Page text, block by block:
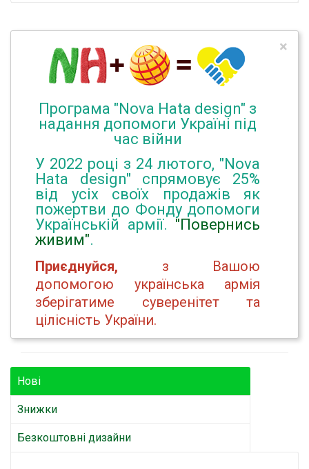
Програма "Nova Hata design" з
надання допомоги Україні під
час війни
У 2022 році з 24 лютого, "Nova
Hata design" спрямовує 25%
від усіх своїх продажів як
пожертви до Фонду допомоги
Українській армії. "Повернись
живим".
Приєднуйся, з Вашою
допомогою українська армія
зберігатиме суверенітет та
цілісність України.
×
Нові
Знижки
Безкоштовні дизайни